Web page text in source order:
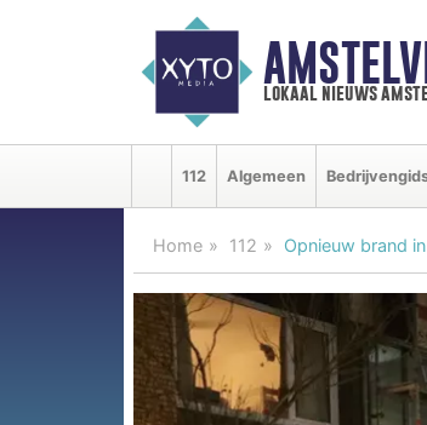
lokaal nieuws
112 Algemeen
Home 112 Opnieuw brand